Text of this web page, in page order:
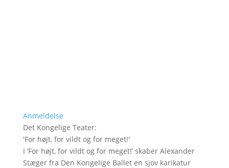
Anmeldelse
Det Kongelige Teater:
'For højt, for vildt og for meget!'
I ’For højt, for vildt og for meget!’ skaber Alexander
Stæger fra Den Kongelige Ballet en sjov karikatur